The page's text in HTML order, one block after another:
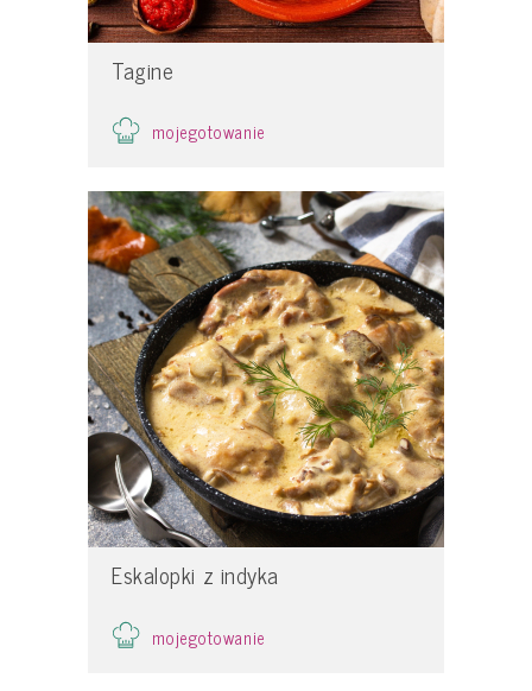
Tagine
mojegotowanie
Eskalopki z indyka
mojegotowanie